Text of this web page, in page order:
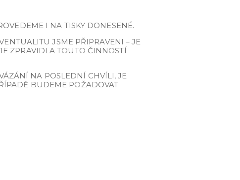
I NA TISKY DONESENÉ.
JSME PŘIPRAVENI – JE
ZPRAVIDLA TOUTO ČINNOSTÍ
NA POSLEDNÍ CHVÍLI, JE
BUDEME POŽADOVAT